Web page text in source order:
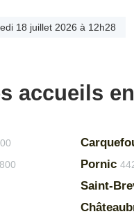
18 juillet 2026 à 12h28
accueils
Pornic
Saint-